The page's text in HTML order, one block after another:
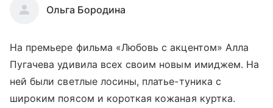
Ольга Бородина
На премьере фильма «Любовь с акцентом» Алла
Пугачева удивила всех своим новым имиджем. На
ней были светлые лосины, платье-туника с
широким поясом и короткая кожаная куртка.